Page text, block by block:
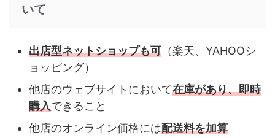
いて
出店型ネットショップも可 （楽天、YAHOOシ
ョッピング）
他店のウェブサイトにおいて在庫があり、即時
購入できること
他店のオンライン価格には配送料を加算